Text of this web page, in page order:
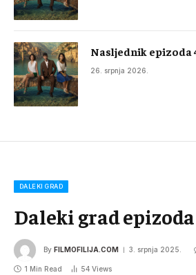
Nasljednik epizoda
26. srpnja 2026.
DALEKI GRAD
Daleki grad epizoda
By FILMOFILIJA.COM 3. srpnja 2025.
1 Min Read 54 Views